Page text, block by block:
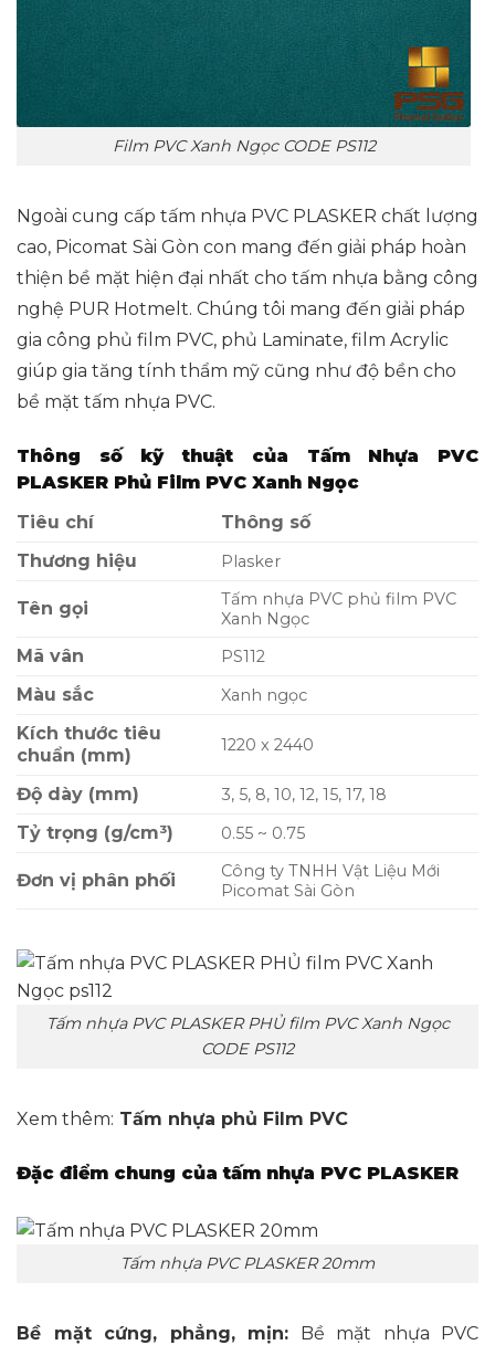
Film PVC Xanh Ngọc CODE PS112
Ngoài cung cấp tấm nhựa PVC PLASKER chất lượng
cao, Picomat Sài Gòn con mang đến giải pháp hoàn
thiện bề mặt hiện đại nhất cho tấm nhựa bằng công
nghệ PUR Hotmelt. Chúng tôi mang đến giải pháp
gia công phủ film PVC, phủ Laminate, film Acrylic
giúp gia tăng tính thẩm mỹ cũng như độ bền cho
bề mặt tấm nhựa PVC.
Thông số kỹ thuật của Tấm Nhựa PVC
PLASKER Phủ Film PVC Xanh Ngọc
Tiêu chí
Thông số
Thương hiệu
Plasker
Tên gọi
Tấm nhựa PVC phủ film PVC
Xanh Ngọc
Mã vân PS112
Màu sắc Xanh ngọc
Kích thước tiêu
chuẩn (mm)
1220 x 2440
Độ dày (mm) 3, 5, 8, 10, 12, 15, 17, 18
Tỷ trọng (g/cm³) 0.55 ~ 0.75
Đơn vị phân phối
Công ty TNHH Vật Liệu Mới
Picomat Sài Gòn
Tấm nhựa PVC PLASKER PHỦ film PVC Xanh Ngọc
CODE PS112
Xem thêm: Tấm nhựa phủ Film PVC
Đặc điểm chung của tấm nhựa PVC PLASKER
Tấm nhựa PVC PLASKER 20mm
Bề mặt cứng, phẳng, mịn: Bề mặt nhựa PVC